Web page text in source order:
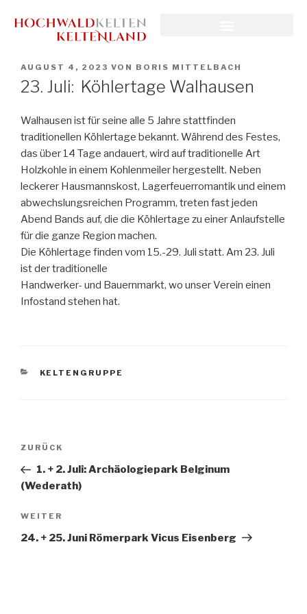
AUGUST 4, 2023 VON BORIS MITTELBACH
23. Juli: Köhlertage Walhausen
Walhausen ist für seine alle 5 Jahre stattfinden
traditionellen Köhlertage bekannt. Während des Festes,
das über 14 Tage andauert, wird auf traditionelle Art
Holzkohle in einem Kohlenmeiler hergestellt. Neben
leckerer Hausmannskost, Lagerfeuerromantik und einem
abwechslungsreichen Programm, treten fast jeden
Abend Bands auf, die die Köhlertage zu einer Anlaufstelle
für die ganze Region machen.
Die Köhlertage finden vom 15.-29. Juli statt. Am 23. Juli
ist der traditionelle
Handwerker- und Bauernmarkt, wo unser Verein einen
Infostand stehen hat.
KELTENGRUPPE
ZURÜCK
1. + 2. Juli: Archäologiepark Belginum
(Wederath)
WEITER
24. + 25. Juni Römerpark Vicus Eisenberg